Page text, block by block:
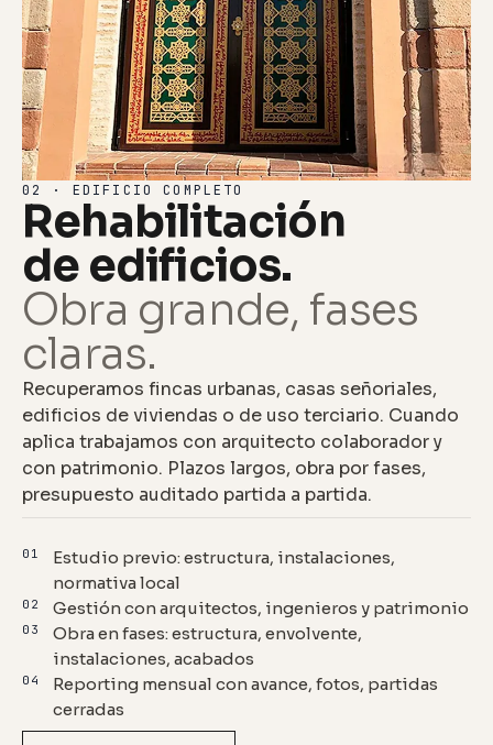
02 · EDIFICIO COMPLETO
Rehabilitación
de edificios.
Obra grande, fases
claras.
Recuperamos fincas urbanas, casas señoriales,
edificios de viviendas o de uso terciario. Cuando
aplica trabajamos con arquitecto colaborador y
con patrimonio. Plazos largos, obra por fases,
presupuesto auditado partida a partida.
01
Estudio previo: estructura, instalaciones,
normativa local
02 Gestión con arquitectos, ingenieros y patrimonio
03
Obra en fases: estructura, envolvente,
instalaciones, acabados
04
Reporting mensual con avance, fotos, partidas
cerradas